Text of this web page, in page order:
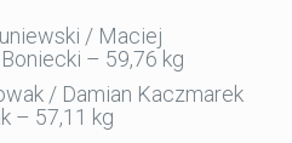
/ Maciej
– 59,76 kg
/ Damian Kaczmarek
– 57,11 kg